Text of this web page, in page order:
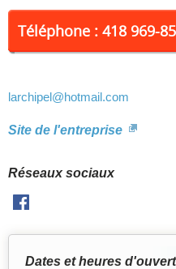
Téléphone : 418 969-
larchipel@hotmail.com
Site de l'entreprise
Réseaux sociaux
Dates et heures